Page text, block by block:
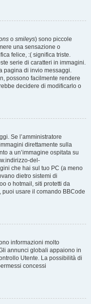
o smileys) sono piccole
una sensazione o
felice, :( significa triste.
serie di caratteri in immagini.
pagina di invio messaggi.
possono facilmente rendere
decidere di modificarlo o
Se l’amministratore
direttamente sulla
a un’immagine ospitata su
del-
che hai sul tuo PC (a meno
dietro sistemi di
o hotmail, siti protetti da
puoi usare il comando BBCode
informazioni molto
annunci globali appaiono in
Utente. La possibilità di
concessi